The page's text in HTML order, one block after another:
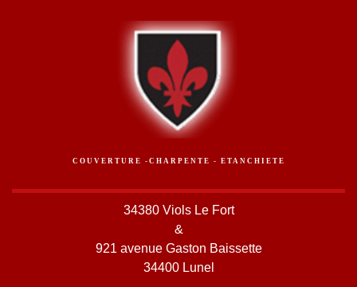
COUVERTURE -CHARPENTE - ETANCHIETE
34380 Viols Le Fort
&
921 avenue Gaston Baissette
34400 Lunel